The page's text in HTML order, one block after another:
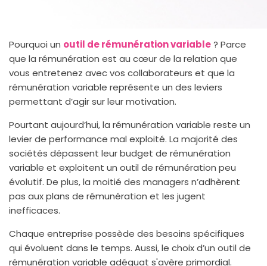
Pourquoi un outil de rémunération variable? Parce
que la rémunération est au cœur de la relation que
vous entretenez avec vos collaborateurs et que la
rémunération variable représente un des leviers
permettant d’agir sur leur motivation.
Pourtant aujourd’hui, la rémunération variable reste un
levier de performance mal exploité. La majorité des
sociétés dépassent leur budget de rémunération
variable et exploitent un outil de rémunération peu
évolutif. De plus, la moitié des managers n’adhèrent
pas aux plans de rémunération et les jugent
inefficaces.
Chaque entreprise possède des besoins spécifiques
qui évoluent dans le temps. Aussi, le choix d’un outil de
rémunération variable adéquat s'avère primordial.